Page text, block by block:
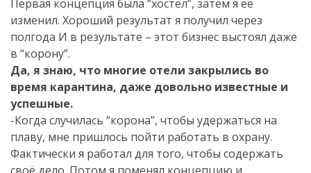
Первая концепция была “хостел”, затем я её
изменил. Хороший результат я получил через
полгода И в результате – этот бизнес выстоял даже
в “корону”.
Да, я знаю, что многие отели закрылись во
время карантина, даже довольно известные и
успешные.
-Когда случилась “корона”, чтобы удержаться на
плаву, мне пришлось пойти работать в охрану.
Фактически я работал для того, чтобы содержать